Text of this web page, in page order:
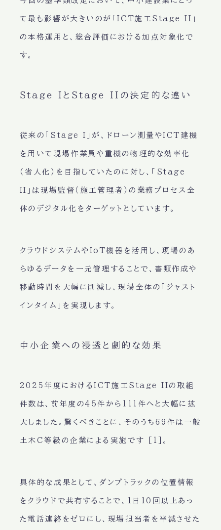
て最も影響が大きいのが「ICT施工Stage II」
の本格運用と、総合評価における加点対象化で
す。
Stage IとStage IIの決定的な違い
従来の「Stage I」が、ドローン測量やICT建機
を用いて現場作業員や重機の物理的な効率化
（省人化）を目指していたのに対し、「Stage
II」は現場監督（施工管理者）の業務プロセス全
体のデジタル化をターゲットとしています。
クラウドシステムやIoT機器を活用し、現場のあ
らゆるデータを一元管理することで、書類作成や
移動時間を大幅に削減し、現場全体の「ジャスト
インタイム」を実現します。
中小企業への浸透と劇的な効果
2025年度におけるICT施工Stage IIの取組
件数は、前年度の45件から111件へと大幅に拡
大しました。驚くべきことに、そのうち69件は一般
土木C等級の企業による実施です [1]。
具体的な成果として、ダンプトラックの位置情報
をクラウドで共有することで、1日10回以上あっ
た電話連絡をゼロにし、現場担当者を半減させた